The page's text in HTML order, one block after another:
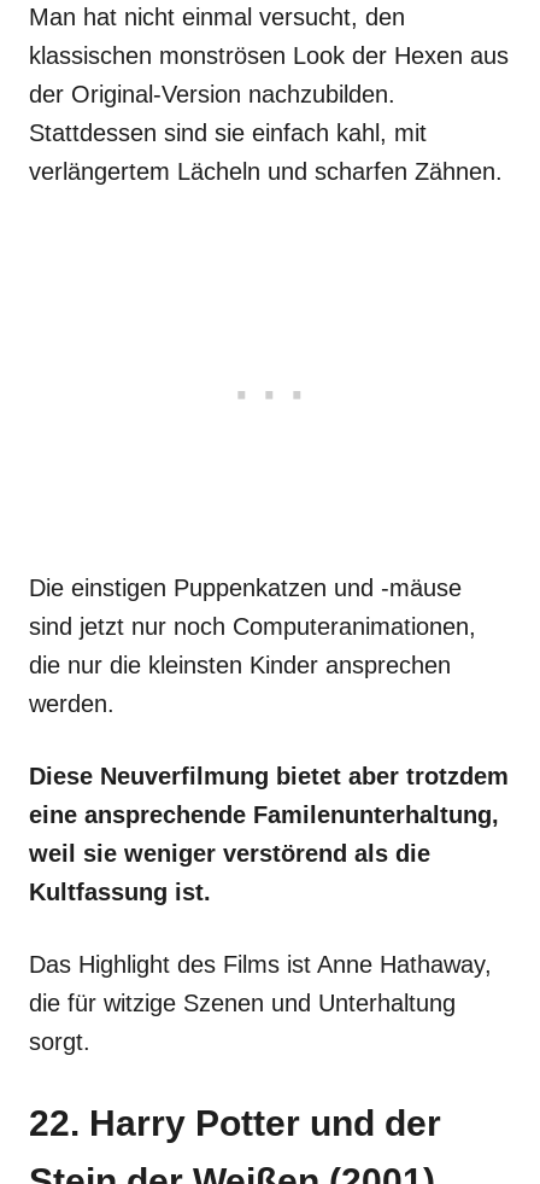
Man hat nicht einmal versucht, den
klassischen monströsen Look der Hexen aus
der Original-Version nachzubilden.
Stattdessen sind sie einfach kahl, mit
verlängertem Lächeln und scharfen Zähnen.
Die einstigen Puppenkatzen und -mäuse
sind jetzt nur noch Computeranimationen,
die nur die kleinsten Kinder ansprechen
werden.
Diese Neuverfilmung bietet aber trotzdem
eine ansprechende Familenunterhaltung,
weil sie weniger verstörend als die
Kultfassung ist.
Das Highlight des Films ist Anne Hathaway,
die für witzige Szenen und Unterhaltung
sorgt.
22. Harry Potter und der